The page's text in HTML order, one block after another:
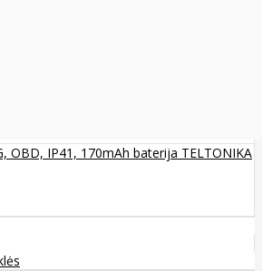
OBD, IP41, 170mAh baterija TELTONIKA